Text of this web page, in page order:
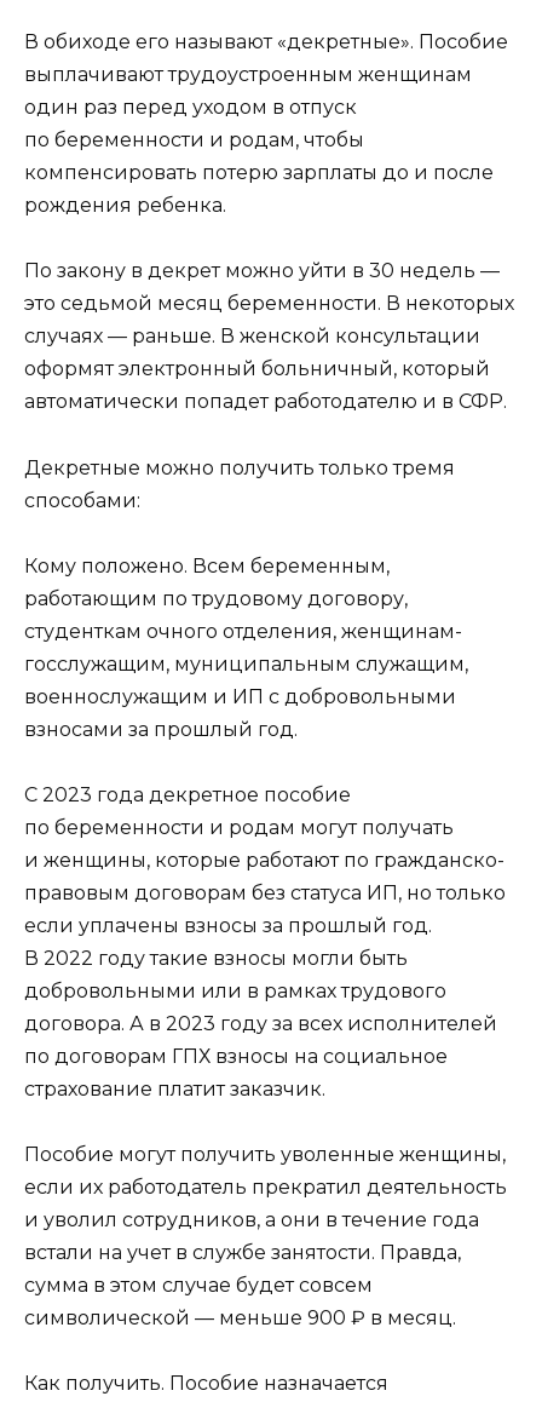
В обиходе его называют «декретные». Пособие
выплачивают трудоустроенным женщинам
один раз перед уходом в отпуск
по беременности и родам, чтобы
компенсировать потерю зарплаты до и после
рождения ребенка.
По закону в декрет можно уйти в 30 недель —
это седьмой месяц беременности. В некоторых
случаях — раньше. В женской консультации
оформят электронный больничный, который
автоматически попадет работодателю и в СФР.
Декретные можно получить только тремя
способами:
Кому положено. Всем беременным,
работающим по трудовому договору,
студенткам очного отделения, женщинам-
госслужащим, муниципальным служащим,
военнослужащим и ИП с добровольными
взносами за прошлый год.
С 2023 года декретное пособие
по беременности и родам могут получать
и женщины, которые работают по гражданско-
правовым договорам без статуса ИП, но только
если уплачены взносы за прошлый год.
В 2022 году такие взносы могли быть
добровольными или в рамках трудового
договора. А в 2023 году за всех исполнителей
по договорам ГПХ взносы на социальное
страхование платит заказчик.
Пособие могут получить уволенные женщины,
если их работодатель прекратил деятельность
и уволил сотрудников, а они в течение года
встали на учет в службе занятости. Правда,
сумма в этом случае будет совсем
символической — меньше 900 ₽ в месяц.
Как получить. Пособие назначается